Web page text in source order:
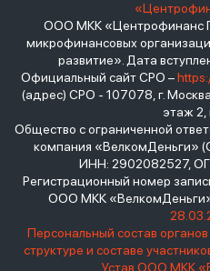
ООО МКК «Центрофинанс
микрофинансовых
развитие». Дата
Официальный сайт СРО –
(адрес) СРО - 107078, г.
этаж 2,
Общество с ограниченной
компания «ВелкомДеньги»
ИНН: 2902082527,
Регистрационный номер
ООО МКК
Персональный состав
структуре и составе
Устав ООО МКК